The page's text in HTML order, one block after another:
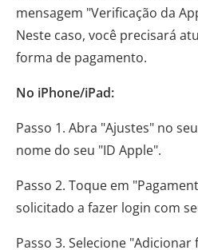
mensagem "Verificação da
Neste caso, você precisará
forma de pagamento.
No iPhone/iPad:
Passo 1. Abra "Ajustes" no
nome do seu "ID Apple".
Passo 2. Toque em
solicitado a fazer login com
Passo 3. Selecione